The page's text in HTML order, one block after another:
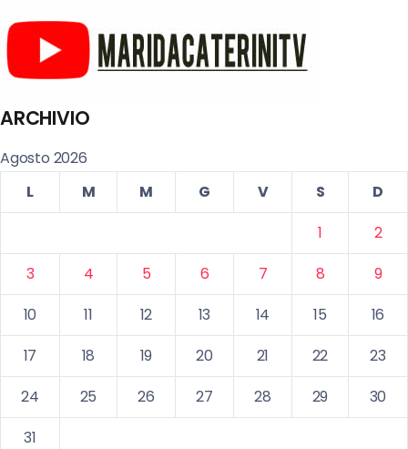
ARCHIVIO
Agosto 2026
L
M M G V S
D
1
2
3
4 5 6 7 8
9
10
11 12 13 14 15
16
17
18 19 20 21 22
23
24
25 26 27 28 29
30
31